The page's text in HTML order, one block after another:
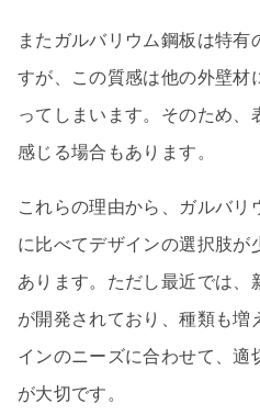
またガルバリウム鋼板は特有
すが、この質感は他の外壁材
ってしまいます。そのため、
感じる場合もあります。
これらの理由から、ガルバリ
に比べてデザインの選択肢が
あります。ただし最近では、
が開発されており、種類も増
インのニーズに合わせて、適
が大切です。